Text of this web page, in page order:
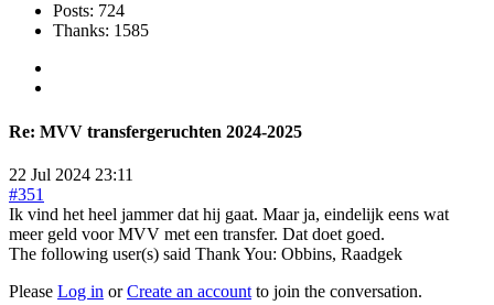
Posts: 724
Thanks: 1585
Re: MVV transfergeruchten 2024-2025
22 Jul 2024 23:11
#351
Ik vind het heel jammer dat hij gaat. Maar ja, eindelijk eens wat
meer geld voor MVV met een transfer. Dat doet goed.
The following user(s) said Thank You: Obbins, Raadgek
Please Log in orCreate an account to join the conversation.